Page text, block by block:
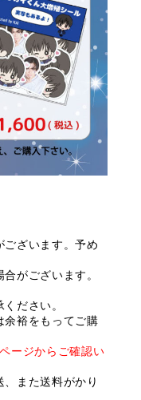
ざいます。予め
がございます。
ださい。
裕をもってご購
ージからご確認い
また送料がかり